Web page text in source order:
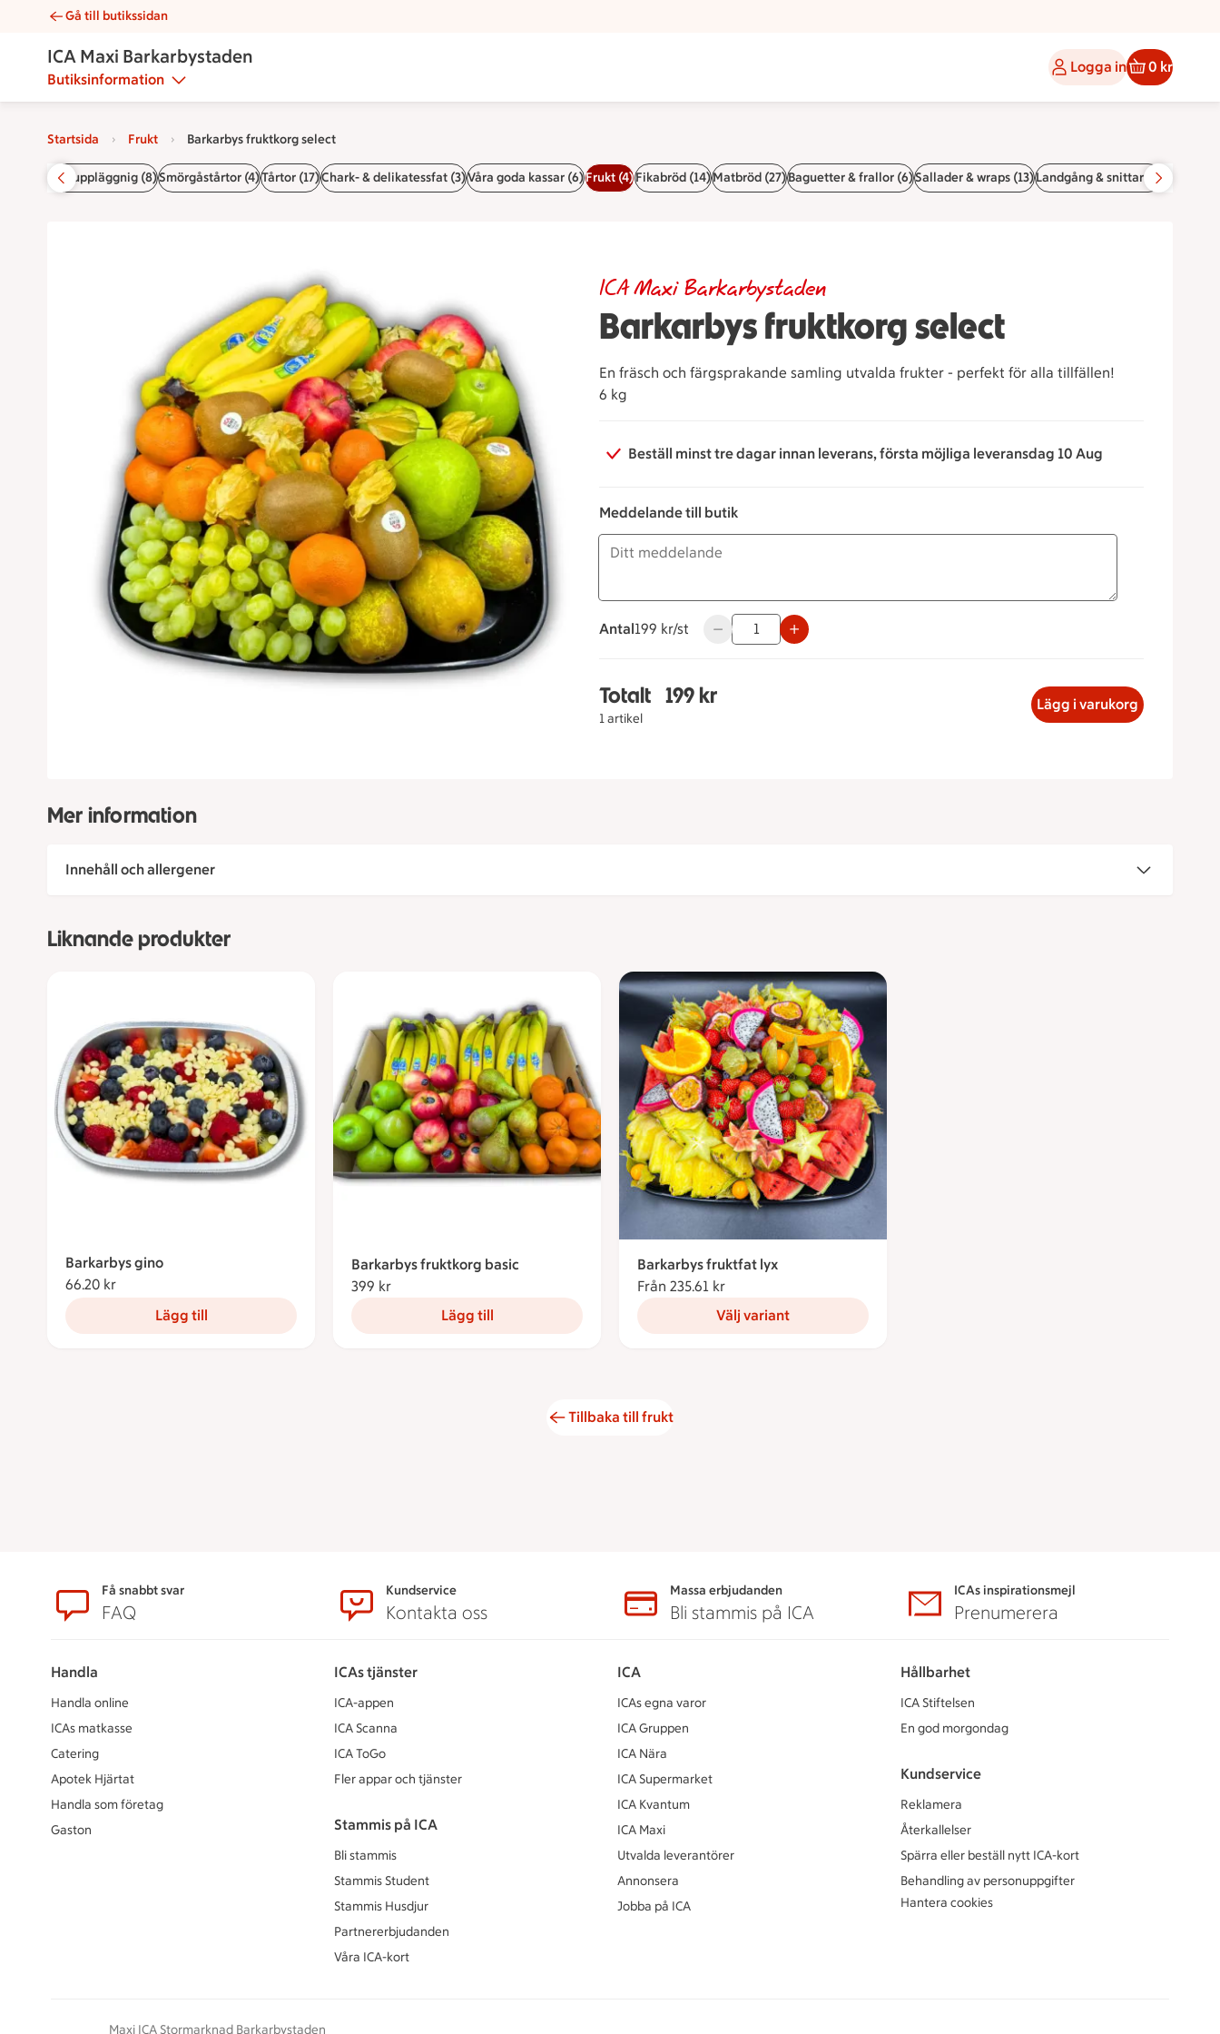
Barkarbys fruktkorg select | Catering ICA Maxi Barkarbystaden
Gå till butikssidan
ICA Maxi Barkarbystaden
Butiksinformation
Logga in 0 kr
Startsida Frukt Barkarbys fruktkorg select
Buffér utan uppläggnig (8)Smörgåstårtor (4)Tårtor (17)Chark- & delikatessfat (3)Våra goda kassar (6)Frukt (4)Fikabröd (14)Matbröd (27)Baguetter & frallor (6)Sallader & wraps (13)Landgång & snittar (4)
Barkarbys fruktkorg select
ICA Maxi Barkarbystaden
En fräsch och färgsprakande samling utvalda frukter - perfekt för alla tillfällen!
6 kg
Beställ minst tre dagar innan leverans, första möjliga leveransdag 10 Aug
Meddelande till butik
Antal
199 kronor styck
199 kr/st Använd knapparna för att minska eller öka värdet, eller ange ett värde
Totalt
1 artikel
Totalt 1 stycken Barkarbys Fruktkorg Select, 199 kronor
199 kr Lägg i varukorg
Mer information
Innehåll och allergener
Liknande produkter
Barkarbys gino
66.20 kr
Lägg till
Barkarbys fruktkorg basic
399 kr
Lägg till
Barkarbys fruktfat lyx
Från 235.61 kr
Välj variant
Tillbaka till frukt
SidfotFå snabbt svar
FAQ
Kundservice
Kontakta oss
Massa erbjudanden
Bli stammis på ICA
ICAs inspirationsmejl
Prenumerera
Handla
Handla online
ICAs matkasse
Catering
Apotek Hjärtat
Handla som företag
Gaston
ICAs tjänster
ICA-appen
ICA Scanna
ICA ToGo
Fler appar och tjänster
Stammis på ICA
Bli stammis
Stammis Student
Stammis Husdjur
Partnererbjudanden
Våra ICA-kort
ICA
ICAs egna varor
ICA Gruppen
ICA Nära
ICA Supermarket
ICA Kvantum
ICA Maxi
Utvalda leverantörer
Annonsera
Jobba på ICA
Hållbarhet
ICA Stiftelsen
En god morgondag
Kundservice
Reklamera
Återkallelser
Spärra eller beställ nytt ICA-kort
Behandling av personuppgifter
Hantera cookies
Maxi ICA Stormarknad Barkarbystaden